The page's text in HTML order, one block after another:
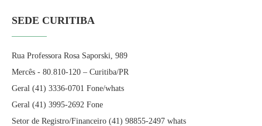
SEDE CURITIBA
Rua Professora Rosa Saporski, 989
Mercês - 80.810-120 – Curitiba/PR
Geral (41) 3336-0701 Fone/whats
Geral (41) 3995-2692 Fone
Setor de Registro/Financeiro (41) 98855-2497 whats